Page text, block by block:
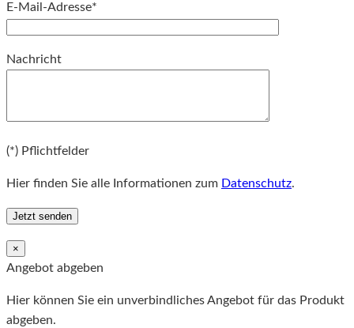
E-Mail-Adresse*
Nachricht
(*) Pflichtfelder
Hier finden Sie alle Informationen zum Datenschutz.
×
Angebot abgeben
Hier können Sie ein unverbindliches Angebot für das Produkt
abgeben.